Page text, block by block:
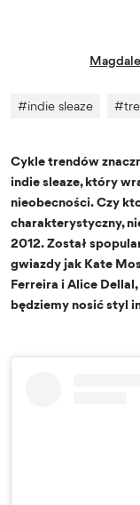
#indie sleaze #
Cykle trendów
indie sleaze, który
nieobecności. Czy
charakterystyczny,
2012. Został
gwiazdy jak Kate
Ferreira i Alice
będziemy nosić styl